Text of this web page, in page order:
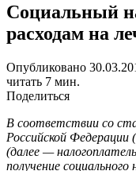
Социальный
расходам на
Опубликовано
читать 7 мин.
Поделиться
В соответствии со
Российской Федерации
(далее —
получение